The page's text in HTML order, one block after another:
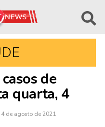
de
quarta, 4
4 de agosto de 2021